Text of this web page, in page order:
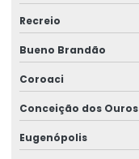
Recreio
Bueno Brandão
Coroaci
Conceição dos Ouros
Eugenópolis